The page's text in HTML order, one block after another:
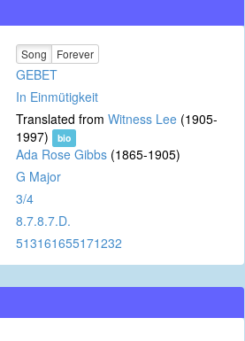
Song Forever
GEBET
In Einmütigkeit
Translated from Witness Lee (1905-
1997)
bio
Ada Rose Gibbs (1865-1905)
G Major
3/4
8.7.8.7.D.
513161655171232